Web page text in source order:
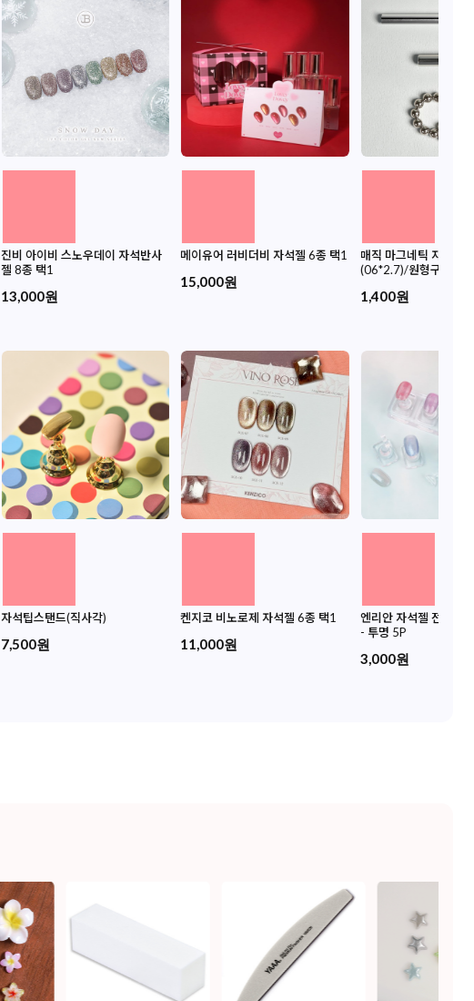
진비 아이비 스노우데이 자석반사
젤 8종 택1
13,000원
메이유어 러비더비 자석젤 6종 택1
15,000원
매직 마그네틱 자석 -
(06*2.7)/원형구슬
1,400원
자석팁스탠드(직사각)
7,500원
켄지코 비노로제 자석젤 6종 택1
11,000원
엔리안 자석젤 전용 네
- 투명 5P
3,000원